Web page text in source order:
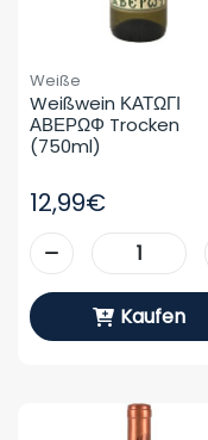
Weiße
Weißwein ΚΑΤΩΓΙ
ΑΒΕΡΩΦ Trocken
(750ml)
12,99€
Kaufen